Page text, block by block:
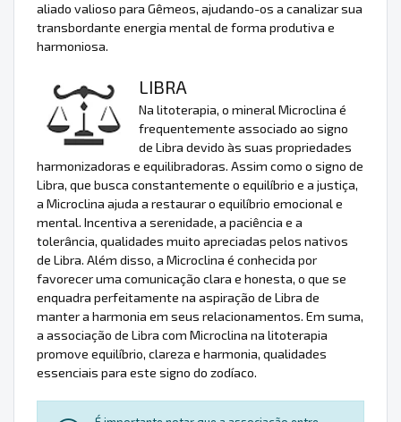
aliado valioso para Gêmeos, ajudando-os a canalizar sua
transbordante energia mental de forma produtiva e
harmoniosa.
LIBRA
Na litoterapia, o mineral Microclina é
frequentemente associado ao signo
de Libra devido às suas propriedades
harmonizadoras e equilibradoras. Assim como o signo de
Libra, que busca constantemente o equilíbrio e a justiça,
a Microclina ajuda a restaurar o equilíbrio emocional e
mental. Incentiva a serenidade, a paciência e a
tolerância, qualidades muito apreciadas pelos nativos
de Libra. Além disso, a Microclina é conhecida por
favorecer uma comunicação clara e honesta, o que se
enquadra perfeitamente na aspiração de Libra de
manter a harmonia em seus relacionamentos. Em suma,
a associação de Libra com Microclina na litoterapia
promove equilíbrio, clareza e harmonia, qualidades
essenciais para este signo do zodíaco.